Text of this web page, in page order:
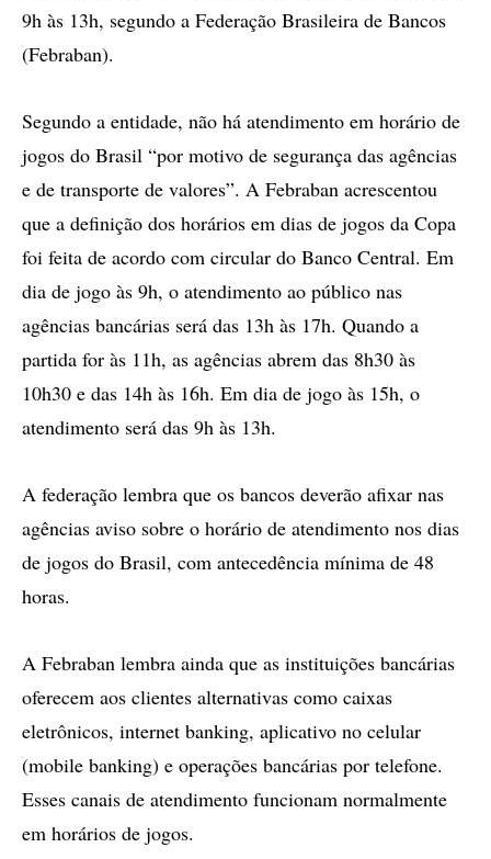
9h às 13h, segundo a Federação Brasileira de Bancos
(Febraban).
Segundo a entidade, não há atendimento em horário de
jogos do Brasil “por motivo de segurança das agências
e de transporte de valores”. A Febraban acrescentou
que a definição dos horários em dias de jogos da Copa
foi feita de acordo com circular do Banco Central. Em
dia de jogo às 9h, o atendimento ao público nas
agências bancárias será das 13h às 17h. Quando a
partida for às 11h, as agências abrem das 8h30 às
10h30 e das 14h às 16h. Em dia de jogo às 15h, o
atendimento será das 9h às 13h.
A federação lembra que os bancos deverão afixar nas
agências aviso sobre o horário de atendimento nos dias
de jogos do Brasil, com antecedência mínima de 48
horas.
A Febraban lembra ainda que as instituições bancárias
oferecem aos clientes alternativas como caixas
eletrônicos, internet banking, aplicativo no celular
(mobile banking) e operações bancárias por telefone.
Esses canais de atendimento funcionam normalmente
em horários de jogos.